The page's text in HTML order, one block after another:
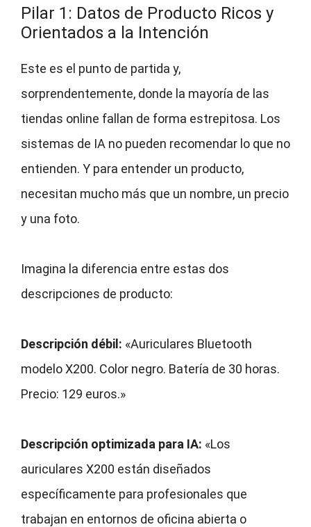
Pilar 1: Datos de Producto Ricos y
Orientados a la Intención
Este es el punto de partida y,
sorprendentemente, donde la mayoría de las
tiendas online fallan de forma estrepitosa. Los
sistemas de IA no pueden recomendar lo que no
entienden. Y para entender un producto,
necesitan mucho más que un nombre, un precio
y una foto.
Imagina la diferencia entre estas dos
descripciones de producto:
Descripción débil: «Auriculares Bluetooth
modelo X200. Color negro. Batería de 30 horas.
Precio: 129 euros.»
Descripción optimizada para IA: «Los
auriculares X200 están diseñados
específicamente para profesionales que
trabajan en entornos de oficina abierta o